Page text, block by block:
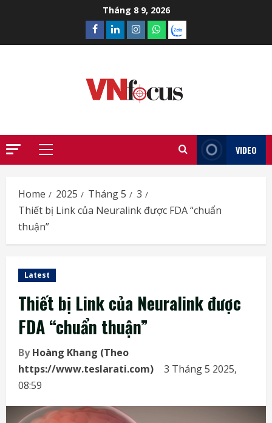
Tháng 8 9, 2026
Facebook
LinkedinInstagram
What’sapp
Zalo
Primary
VIDEO
Home 2025 Tháng 5
3
Thiết bị Link của Neuralink được FDA “chuẩn
thuận”
Latest
Thiết bị Link của Neuralink được
FDA “chuẩn thuận”
ByHoàng Khang (Theo
https://www.teslarati.com)
3 Tháng 5 2025,
08:59